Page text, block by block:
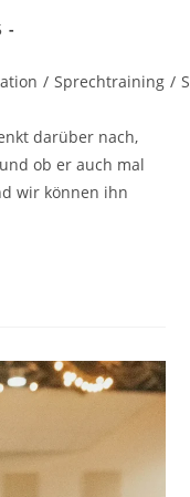
/ Sprechtraining /
darüber nach,
ob er auch mal
wir können ihn